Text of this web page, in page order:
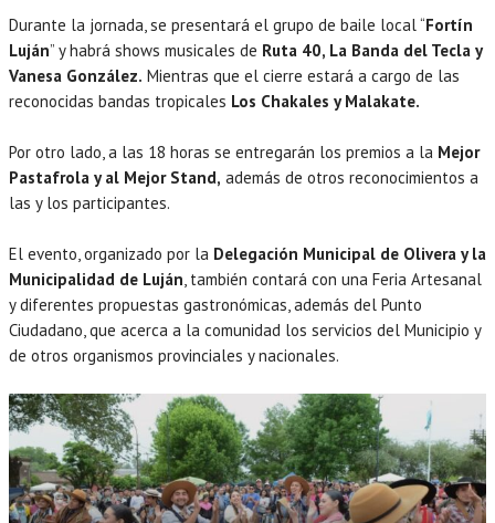
Durante la jornada, se presentará el grupo de baile local “Fortín
Luján” y habrá shows musicales de Ruta 40, La Banda del Tecla y
Vanesa González. Mientras que el cierre estará a cargo de las
reconocidas bandas tropicales Los Chakales y Malakate.
Por otro lado, a las 18 horas se entregarán los premios a la Mejor
Pastafrola y al Mejor Stand, además de otros reconocimientos a
las y los participantes.
El evento, organizado por la Delegación Municipal de Olivera y la
Municipalidad de Luján , también contará con una Feria Artesanal
y diferentes propuestas gastronómicas, además del Punto
Ciudadano, que acerca a la comunidad los servicios del Municipio y
de otros organismos provinciales y nacionales.